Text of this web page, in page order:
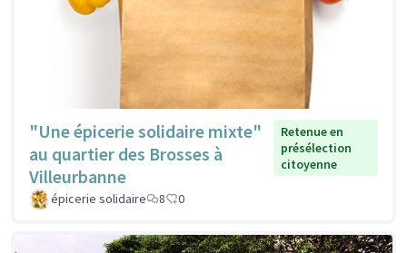
"Une épicerie solidaire mixte"
au quartier des Brosses à
Villeurbanne
Retenue en
présélection
citoyenne
épicerie solidaire 8 0